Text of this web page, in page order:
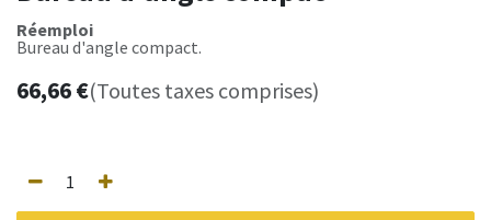
Réemploi
Bureau d'angle compact.
66,66€(Toutes taxes comprises)